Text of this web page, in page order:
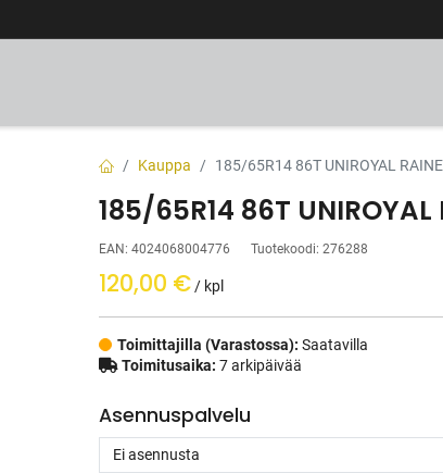
Kauppa 185/65R14 86T UNIROYAL
185/65R14 86T UNIROYAL
EAN: 4024068004776 Tuotekoodi: 276288
120,00 € / kpl
Toimittajilla (Varastossa): Saatavilla
Toimitusaika: 7 arkipäivää
Asennuspalvelu